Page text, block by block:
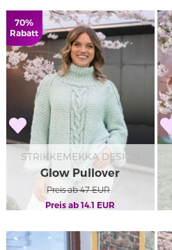
70%
Rabatt
STRIKKEMEKKA DESIGN
Glow Pullover
Preis ab 47EUR
Preis ab 14.1 EUR